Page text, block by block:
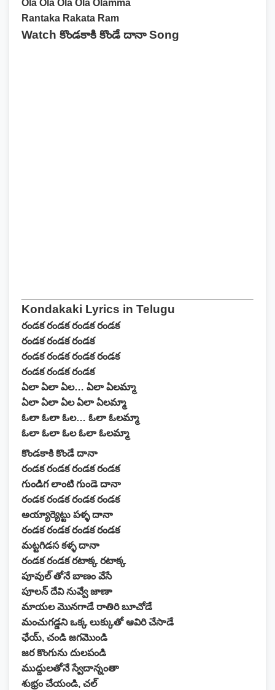
Ola Ola Ola Ola Olamma
Rantaka Rakata Ram
Watch కొండకాకి కొండే దానా Song
Kondakaki Lyrics in Telugu
రండక రండక రండక రండక
రండక రండక రండక
రండక రండక రండక రండక
రండక రండక రండక
ఏలా ఏలా ఏల… ఏలా ఏలమ్మా
ఏలా ఏలా ఏల ఏలా ఏలమ్మా
ఓలా ఓలా ఓల… ఓలా ఓలమ్మా
ఓలా ఓలా ఓల ఓలా ఓలమ్మా
కొండకాకి కొండే దానా
రండక రండక రండక రండక
గుండిగ లాంటి గుండె దానా
రండక రండక రండక రండక
అయ్యార్యెట్టు పళ్ళ దానా
రండక రండక రండక రండక
మట్టగిడస కళ్ళ దానా
రండక రండక రటాక్క రటాక్క
పూవుల్ తోనే బాణం వేసే
పూలన్ దేవి నువ్వే జాణా
మాయల మొనగాడే రాతిరి బూచోడే
మంచుగడ్డని ఒక్క లుక్కుతో ఆవిరి చేసాడే
ఛేయ్, చండి జగమొండి
జర కొంగును దులపండి
ముద్దులతోనే స్వేదాన్నంతా
శుభ్రం చేయండి, చల్